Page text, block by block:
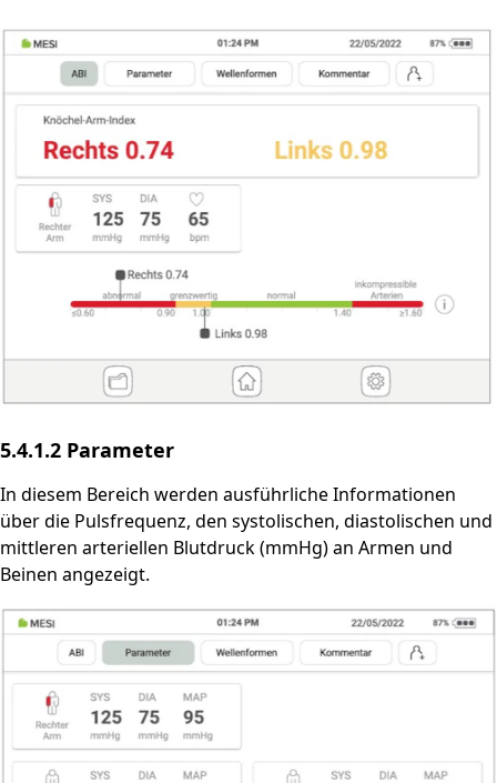
5.4.1.2 Parameter
In diesem Bereich werden ausführliche Informationen
über die Pulsfrequenz, den systolischen, diastolischen und
mittleren arteriellen Blutdruck (mmHg) an Armen und
Beinen angezeigt.